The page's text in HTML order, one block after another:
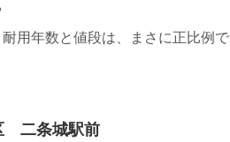
用年数と値段は、まさに正比例で
二条城駅前